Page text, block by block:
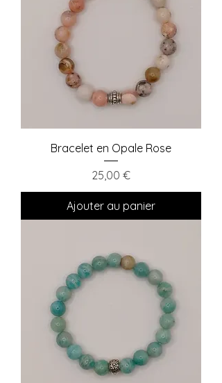
Bracelet en Opale Rose
Prix
25,00 €
Ajouter au panier